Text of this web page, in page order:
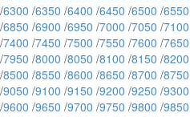
/6300 /6350 /6400 /6450 /6500 /6550
/6850 /6900 /6950 /7000 /7050 /7100
/7400 /7450 /7500 /7550 /7600 /7650
/7950 /8000 /8050 /8100 /8150 /8200
/8500 /8550 /8600 /8650 /8700 /8750
/9050 /9100 /9150 /9200 /9250 /9300
/9600 /9650 /9700 /9750 /9800 /9850